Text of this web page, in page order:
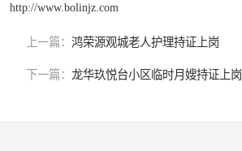
http://www.bolinjz.com
上一篇： 鸿荣源观城老人护理持证上岗
下一篇： 龙华玖悦台小区临时月嫂持证上岗